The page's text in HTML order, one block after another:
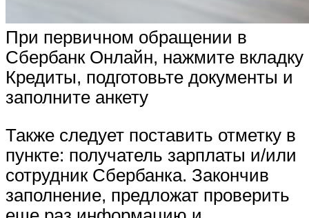
При первичном обращении в
Сбербанк Онлайн, нажмите вкладку
Кредиты, подготовьте документы и
заполните анкету
Также следует поставить отметку в
пункте: получатель зарплаты и/или
сотрудник Сбербанка. Закончив
заполнение, предложат проверить